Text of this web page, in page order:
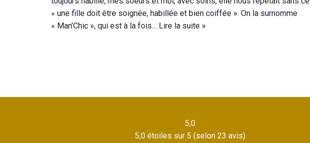
« une fille doit être soignée, habillée et bien coiffée ». On la surnomme
« Man’Chic », qui est à la fois… Lire la suite »
5,0
5,0 étoiles sur 5 (selon 23 avis)